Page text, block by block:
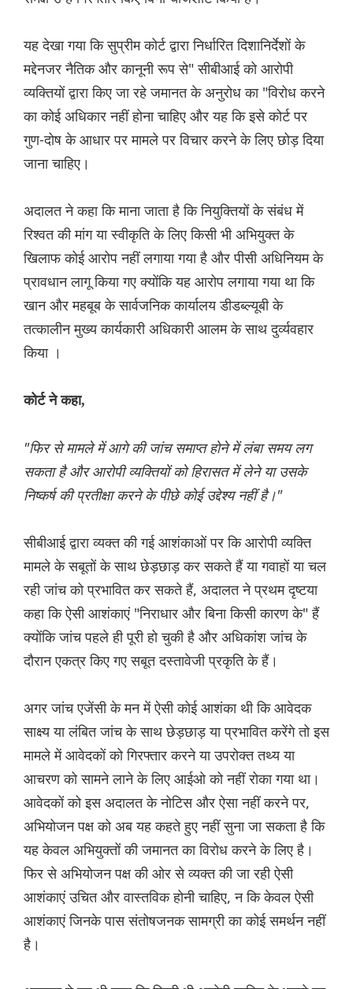
यह देखा गया कि सुप्रीम कोर्ट द्वारा निर्धारित दिशानिर्देशों के
मद्देनजर नैतिक और कानूनी रूप से" सीबीआई को आरोपी
व्यक्तियों द्वारा किए जा रहे जमानत के अनुरोध का "विरोध करने
का कोई अधिकार नहीं होना चाहिए और यह कि इसे कोर्ट पर
गुण-दोष के आधार पर मामले पर विचार करने के लिए छोड़ दिया
जाना चाहिए।
अदालत ने कहा कि माना जाता है कि नियुक्तियों के संबंध में
रिश्वत की मांग या स्वीकृति के लिए किसी भी अभियुक्त के
खिलाफ कोई आरोप नहीं लगाया गया है और पीसी अधिनियम के
प्रावधान लागू किया गए क्योंकि यह आरोप लगाया गया था कि
खान और महबूब के सार्वजनिक कार्यालय डीडब्ल्यूबी के
तत्कालीन मुख्य कार्यकारी अधिकारी आलम के साथ दुर्व्यवहार
किया ।
कोर्ट ने कहा,
"फिर से मामले में आगे की जांच समाप्त होने में लंबा समय लग
सकता है और आरोपी व्यक्तियों को हिरासत में लेने या उसके
निष्कर्ष की प्रतीक्षा करने के पीछे कोई उद्देश्य नहीं है।"
सीबीआई द्वारा व्यक्त की गई आशंकाओं पर कि आरोपी व्यक्ति
मामले के सबूतों के साथ छेड़छाड़ कर सकते हैं या गवाहों या चल
रही जांच को प्रभावित कर सकते हैं, अदालत ने प्रथम दृष्टया
कहा कि ऐसी आशंकाएं "निराधार और बिना किसी कारण के" हैं
क्योंकि जांच पहले ही पूरी हो चुकी है और अधिकांश जांच के
दौरान एकत्र किए गए सबूत दस्तावेजी प्रकृति के हैं।
अगर जांच एजेंसी के मन में ऐसी कोई आशंका थी कि आवेदक
साक्ष्य या लंबित जांच के साथ छेड़छाड़ या प्रभावित करेंगे तो इस
मामले में आवेदकों को गिरफ्तार करने या उपरोक्त तथ्य या
आचरण को सामने लाने के लिए आईओ को नहीं रोका गया था।
आवेदकों को इस अदालत के नोटिस और ऐसा नहीं करने पर,
अभियोजन पक्ष को अब यह कहते हुए नहीं सुना जा सकता है कि
यह केवल अभियुक्तों की जमानत का विरोध करने के लिए है।
फिर से अभियोजन पक्ष की ओर से व्यक्त की जा रही ऐसी
आशंकाएं उचित और वास्तविक होनी चाहिए, न कि केवल ऐसी
आशंकाएं जिनके पास संतोषजनक सामग्री का कोई समर्थन नहीं
है।